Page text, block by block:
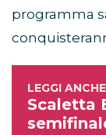
programma
Scaletta